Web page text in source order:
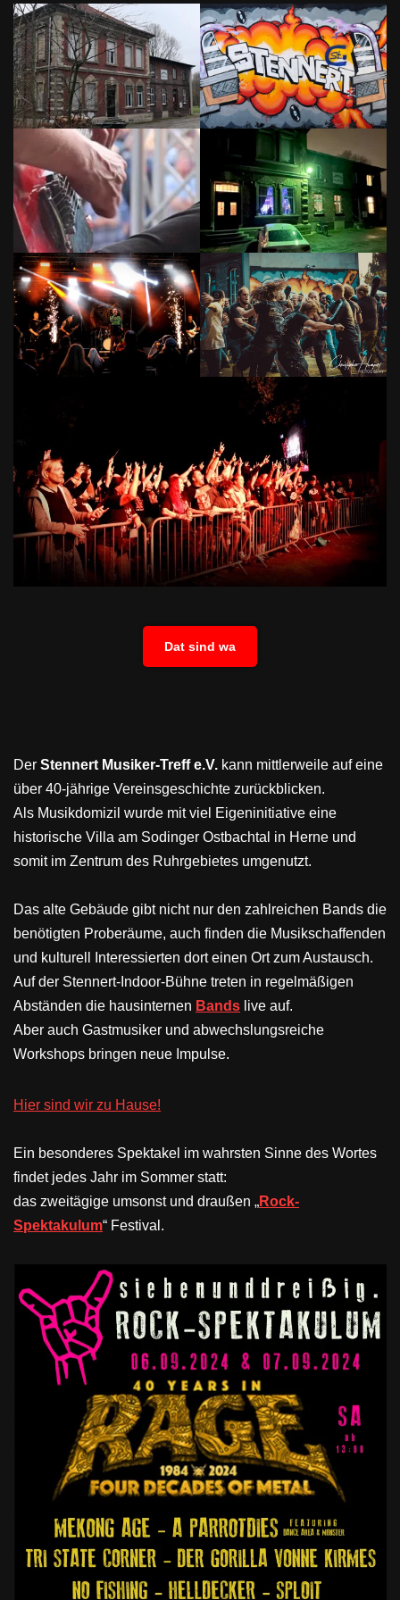
Dat sind wa
Der Stennert Musiker-Treff e.V. kann mittlerweile auf eine
über 40-jährige Vereinsgeschichte zurückblicken.
Als Musikdomizil wurde mit viel Eigeninitiative eine
historische Villa am Sodinger Ostbachtal in Herne und
somit im Zentrum des Ruhrgebietes umgenutzt.
Das alte Gebäude gibt nicht nur den zahlreichen Bands die
benötigten Proberäume, auch finden die Musikschaffenden
und kulturell Interessierten dort einen Ort zum Austausch.
Auf der Stennert-Indoor-Bühne treten in regelmäßigen
Abständen die hausinternen Bands live auf.
Aber auch Gastmusiker und abwechslungsreiche
Workshops bringen neue Impulse.
Hier sind wir zu Hause!
Ein besonderes Spektakel im wahrsten Sinne des Wortes
findet jedes Jahr im Sommer statt:
das zweitägige umsonst und draußen „Rock-
Spektakulum“ Festival.